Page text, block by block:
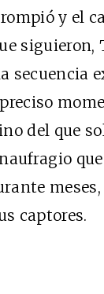
y el
siguieron,
secuencia
del que
captores.